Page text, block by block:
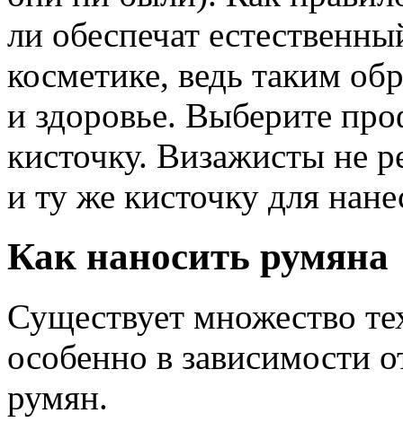
ли обеспечат
косметике, ведь таким
и здоровье. Выберите
кисточку. Визажисты не
и ту же кисточку для
Как наносить румяна
Существует множество
особенно в зависимости
румян.